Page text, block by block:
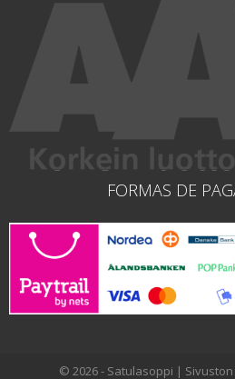
FORMAS DE
© 2026 - Satulasoppi |